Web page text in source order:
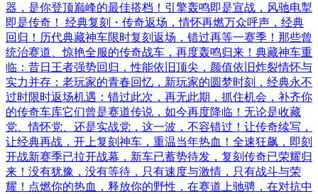
器，是你登顶巅峰的最佳搭档！引擎轰鸣即是宣战，风驰电掣
即是传奇！ 经典复刻・传奇返场，情怀再燃万众呼声，经典
回归！历代典藏神车限时复刻返场，错过再等一赛季！那些曾
统治赛道、惊艳全服的传奇战车，再度轰鸣归来！典藏神车重
临：昔日王者强势回归，性能依旧顶尖，颜值依旧炸裂情怀与
实力并存：老玩家的青春回忆，新玩家的圆梦时刻，经典永不
过时限时返场机遇：错过此次，再无此期，抓住机会，补齐你
的传奇车库它们曾是赛道传说，如今再度降临！无论是收藏
党、情怀党、还是实战党，这一波，不容错过！让传奇续写，
让经典再战，开上复刻神车，重温当年热血！全速狂飙，即刻
开战新赛季已拉开战幕，新车已蓄势待发，复刻传奇已荣耀归
来！没有犹豫，没有等待，只有速度与激情，只有战斗与荣
耀！点燃你的热血，释放你的野性，在赛道上驰骋，在对抗中